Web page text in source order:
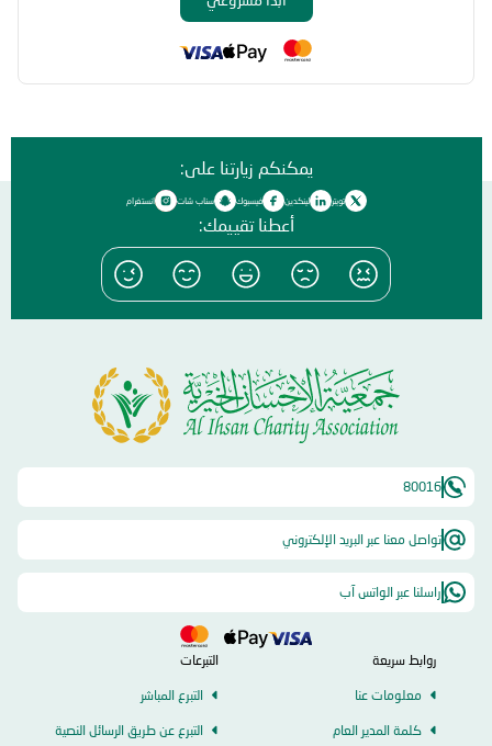
يمكنكم زيارتنا على:
تويتر لينكدين فيسبوك سناب شات انستغرام
أعطنا تقييمك:
80016
تواصل معنا عبر البريد الإلكتروني
راسلنا عبر الواتس آب
روابط سريعة
معلومات عنا
كلمة المدير العام
التبرعات
التبرع المباشر
التبرع عن طريق الرسائل النصية